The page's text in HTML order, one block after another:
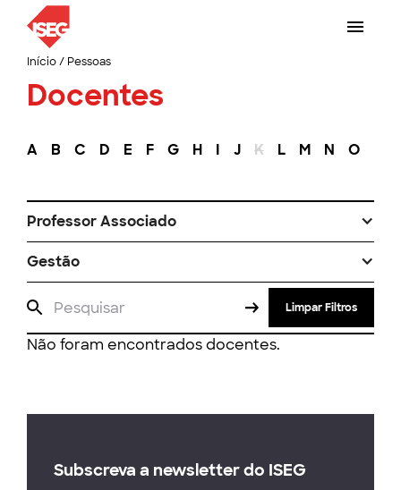
Início/ Pessoas
Docentes
A B C D E F G H I J K L M N O
Professor Associado
Gestão
Limpar Filtros
Não foram encontrados docentes.
Subscreva a newsletter do ISEG